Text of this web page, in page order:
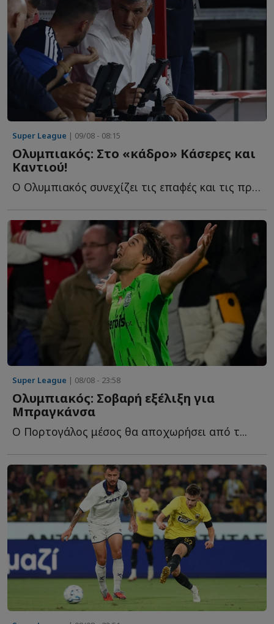
Super League | 09/08 - 08:15
Ολυμπιακός: Στο «κάδρο» Κάσερες και
Καντιού!
Ο Ολυμπιακός συνεχίζει τις επαφές και τις προσπάθειές τ...
Super League | 08/08 - 23:58
Ολυμπιακός: Σοβαρή εξέλιξη για
Μπραγκάνσα
Ο Πορτογάλος μέσος θα αποχωρήσει από τ...